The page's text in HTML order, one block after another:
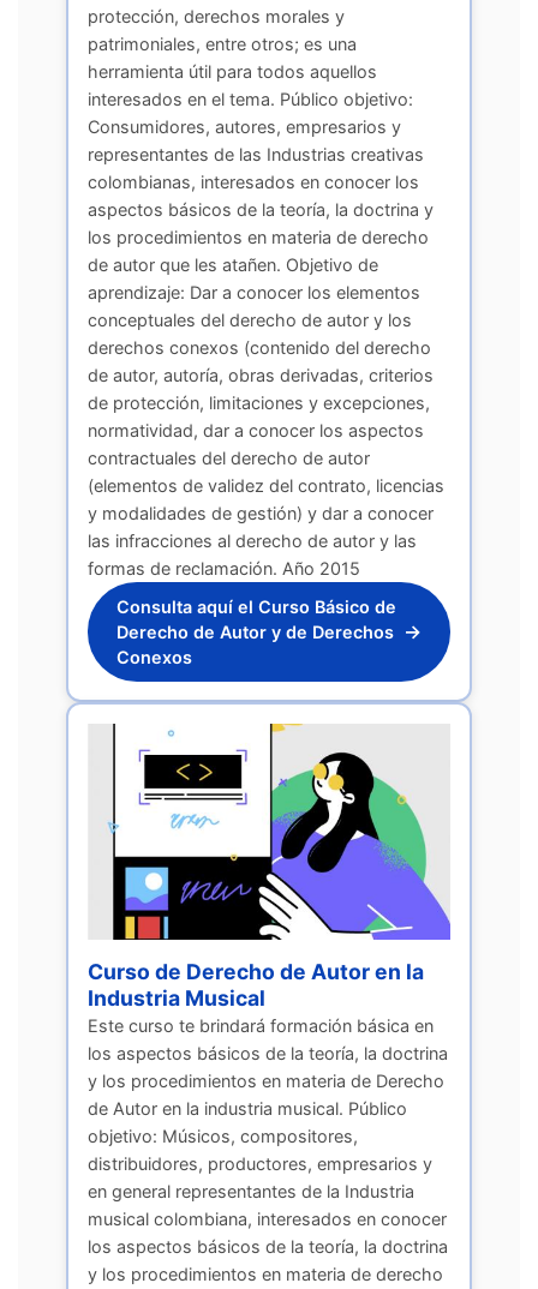
protección, derechos morales y
patrimoniales, entre otros; es una
herramienta útil para todos aquellos
interesados en el tema. Público objetivo:
Consumidores, autores, empresarios y
representantes de las Industrias creativas
colombianas, interesados en conocer los
aspectos básicos de la teoría, la doctrina y
los procedimientos en materia de derecho
de autor que les atañen. Objetivo de
aprendizaje: Dar a conocer los elementos
conceptuales del derecho de autor y los
derechos conexos (contenido del derecho
de autor, autoría, obras derivadas, criterios
de protección, limitaciones y excepciones,
normatividad, dar a conocer los aspectos
contractuales del derecho de autor
(elementos de validez del contrato, licencias
y modalidades de gestión) y dar a conocer
las infracciones al derecho de autor y las
formas de reclamación. Año 2015
Consulta aquí el Curso Básico de
Derecho de Autor y de Derechos
Conexos
→
Curso de Derecho de Autor en la
Industria Musical
Este curso te brindará formación básica en
los aspectos básicos de la teoría, la doctrina
y los procedimientos en materia de Derecho
de Autor en la industria musical. Público
objetivo: Músicos, compositores,
distribuidores, productores, empresarios y
en general representantes de la Industria
musical colombiana, interesados en conocer
los aspectos básicos de la teoría, la doctrina
y los procedimientos en materia de derecho